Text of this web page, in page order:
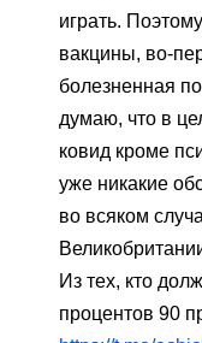
играть.
вакцины, во-
болезненная
думаю, что в
ковид кроме
уже никакие
во всяком
Из тех, кто
процентов 90